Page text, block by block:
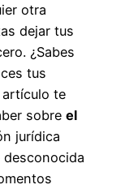
otra
dejar tus
¿Sabes
tus
artículo te
sobre el
jurídica